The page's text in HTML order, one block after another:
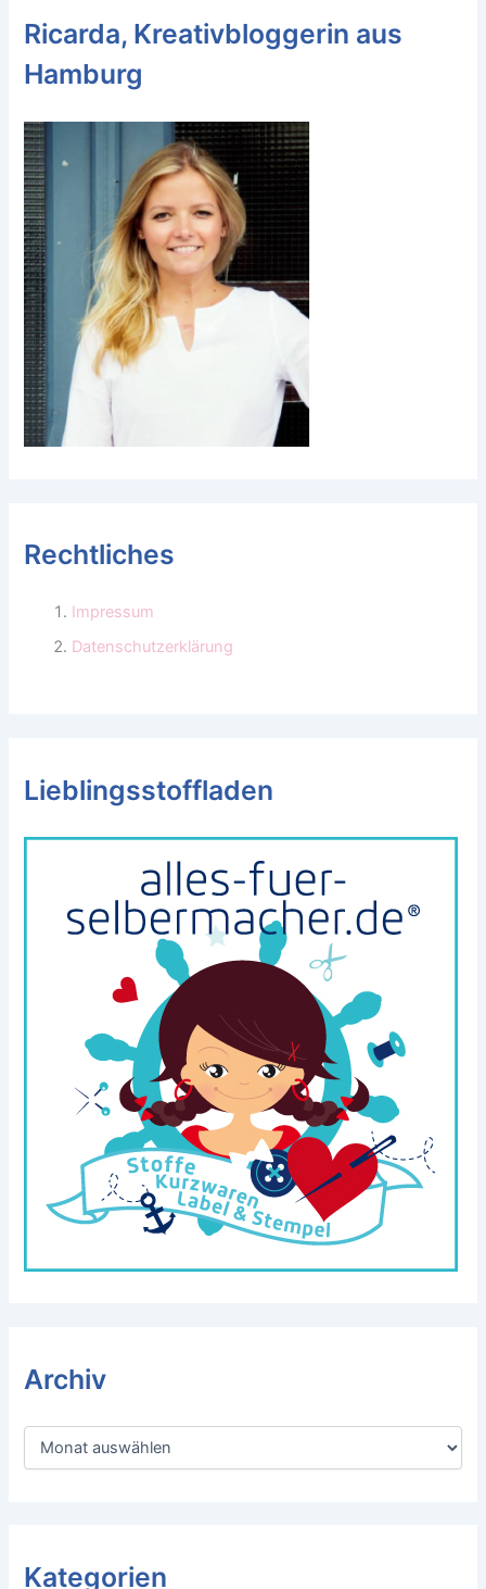
Ricarda, Kreativbloggerin aus
Hamburg
Rechtliches
Impressum
Datenschutzerklärung
Lieblingsstoffladen
Archiv
A
Kategorien